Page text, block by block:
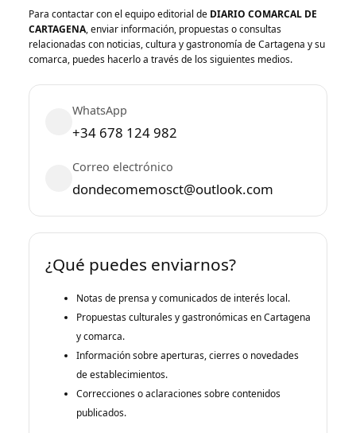
Para contactar con el equipo editorial de DIARIO COMARCAL DE
CARTAGENA, enviar información, propuestas o consultas
relacionadas con noticias, cultura y gastronomía de Cartagena y su
comarca, puedes hacerlo a través de los siguientes medios.
WhatsApp
+34 678 124 982
Correo electrónico
dondecomemosct@outlook.com
¿Qué puedes enviarnos?
Notas de prensa y comunicados de interés local.
Propuestas culturales y gastronómicas en Cartagena
y comarca.
Información sobre aperturas, cierres o novedades
de establecimientos.
Correcciones o aclaraciones sobre contenidos
publicados.